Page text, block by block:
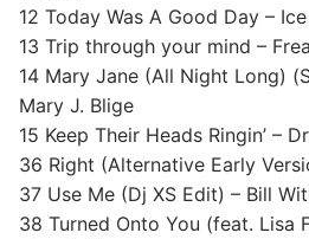
12 Today Was A Good Day –
13 Trip through your mind –
14 Mary Jane (All Night Long)
Mary J. Blige
15 Keep Their Heads Ringin’ –
36 Right (Alternative Early
37 Use Me (Dj XS Edit) – Bill
38 Turned Onto You (feat. Lisa